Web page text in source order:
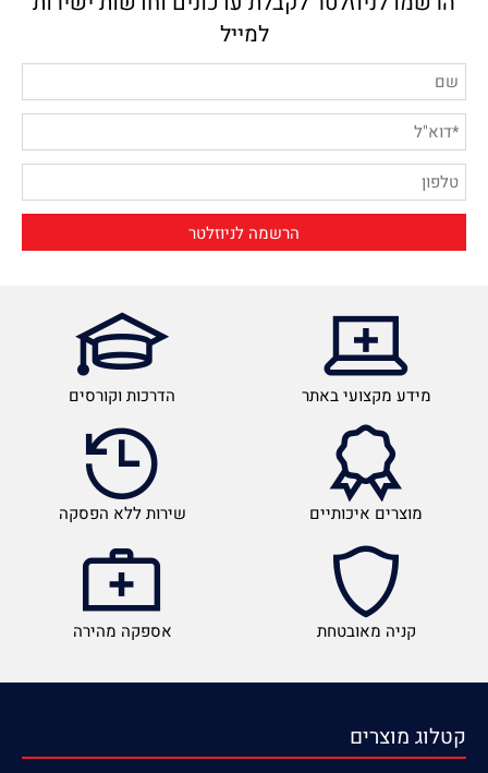
למייל
מידע מקצועי באתר הדרכות וקורסים
מוצרים איכותיים שירות ללא הפסקה
קניה מאובטחת אספקה מהירה
קטלוג מוצרים